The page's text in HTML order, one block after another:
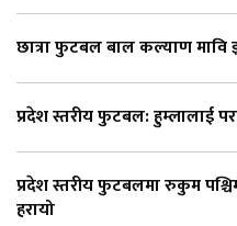
छात्रा फुटबल बाल कल्याण
प्रदेश स्तरीय फुटबल: हुम्लालाई
प्रदेश स्तरीय फुटबलमा रुकुम
हरायो